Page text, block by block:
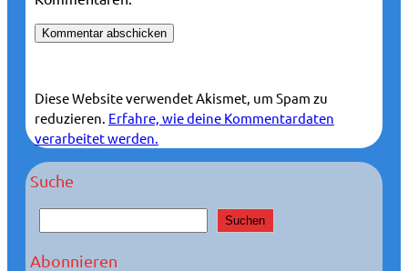
Diese Website verwendet Akismet, um Spam zu
reduzieren. Erfahre, wie deine Kommentardaten
verarbeitet werden.
Suche
u
c
Suchen
Abonnieren